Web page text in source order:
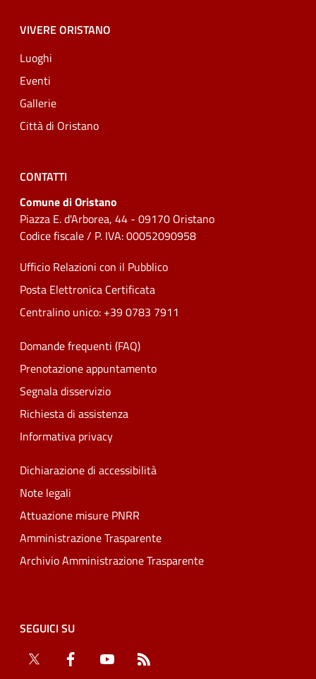
VIVERE ORISTANO
Luoghi
Eventi
Gallerie
Città di Oristano
CONTATTI
Comune di Oristano
Piazza E. d'Arborea, 44 - 09170 Oristano
Codice fiscale / P. IVA: 00052090958
Ufficio Relazioni con il Pubblico
Posta Elettronica Certificata
Centralino unico: +39 0783 7911
Domande frequenti (FAQ)
Prenotazione appuntamento
Segnala disservizio
Richiesta di assistenza
Informativa privacy
Dichiarazione di accessibilità
Note legali
Attuazione misure PNRR
Amministrazione Trasparente
Archivio Amministrazione Trasparente
SEGUICI SU
Twitter
Facebook YouTube